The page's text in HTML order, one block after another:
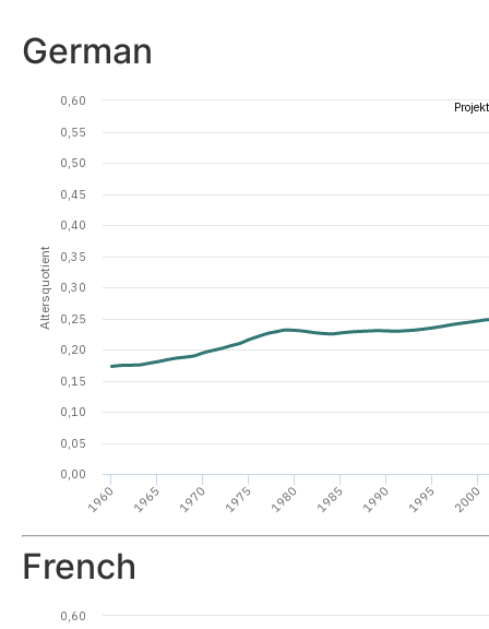
German
Altersquotient
1960 1965 1970 1975 1980 1985 1990 1995 2000
0,00
0,05
0,10
0,15
0,20
0,25
0,30
0,35
0,40
0,45
0,50
0,55
0,60
French
0,60